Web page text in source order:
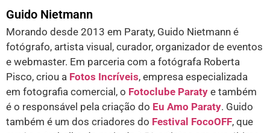
Guido Nietmann
Morando desde 2013 em Paraty, Guido Nietmann é
fotógrafo, artista visual, curador, organizador de eventos
e webmaster. Em parceria com a fotógrafa Roberta
Pisco, criou a Fotos Incríveis, empresa especializada
em fotografia comercial, o Fotoclube Paraty e também
é o responsável pela criação do Eu Amo Paraty. Guido
também é um dos criadores do Festival FocoOFF, que